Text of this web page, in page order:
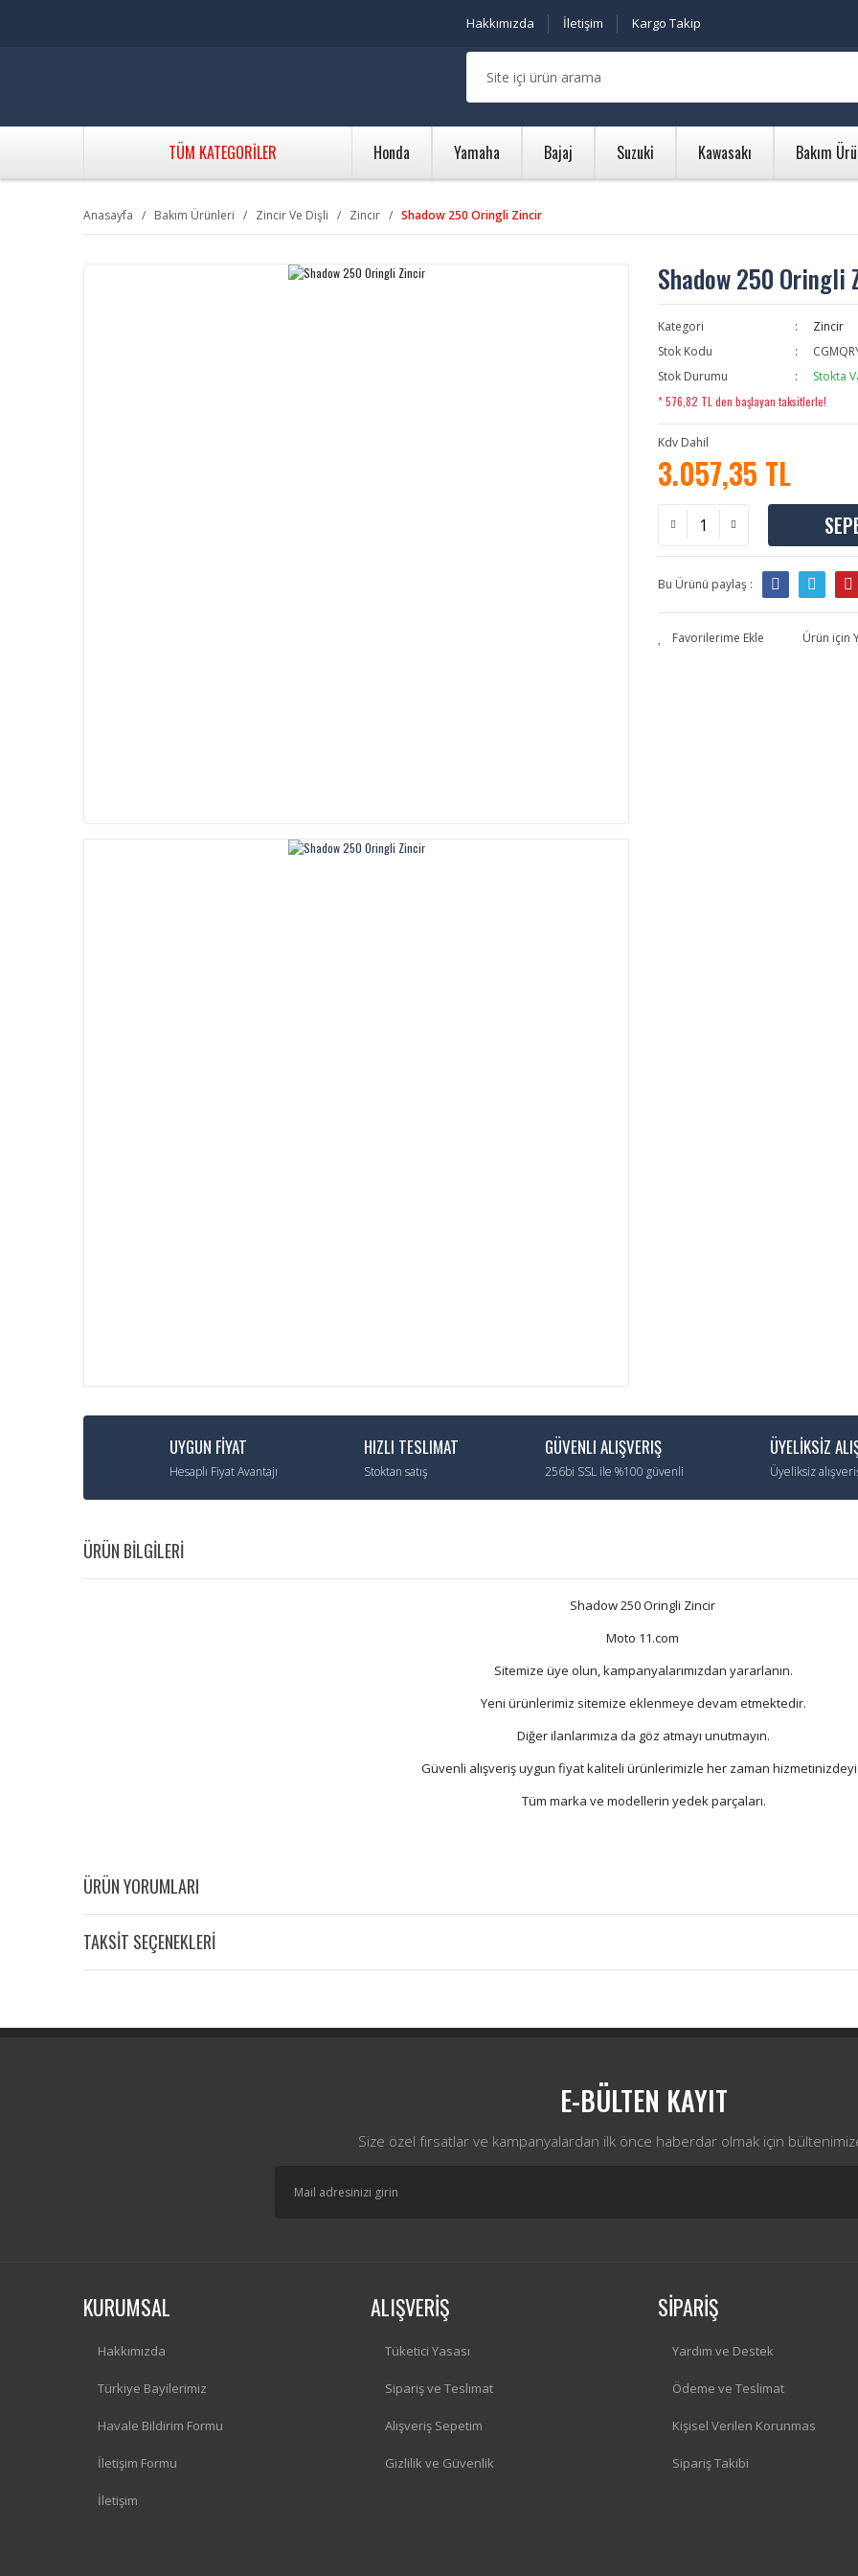
Hakkımızda İletişim Kargo Takip
TÜM KATEGORİLER Honda Yamaha Bajaj Suzuki Kawasakı Bakım
Anasayfa Bakım Ürünleri Zincir Ve Dişli Zincir Shadow 250 Oringli Zincir
Shadow 250 Oringli
Kategori
Zincir
Stok Kodu
Stok Durumu
Stokta
* 576,82 TL den başlayan taksitlerle!
Kdv Dahil
3.057,35 TL
Bu Ürünü paylaş :
Ürün için
UYGUN FİYAT
Hesaplı Fiyat Avantajı
HIZLI TESLIMAT
Stoktan satış
GÜVENLI ALIŞVERIŞ
256bi SSL ile %100 güvenli
ÜYELİKSİZ
Üyeliksiz
ÜRÜN BİLGİLERİ
Shadow 250 Oringli Zincir
Moto 11.com
Sitemize üye olun, kampanyalarımızdan yararlanın.
Yeni ürünlerimiz sitemize eklenmeye devam etmektedir.
Diğer ilanlarımıza da göz atmayı unutmayın.
Güvenli alışveriş uygun fiyat kaliteli ürünlerimizle her zaman
Tüm marka ve modellerin yedek parçaları.
ÜRÜN YORUMLARI
TAKSİT SEÇENEKLERİ
E-BÜLTEN KAYIT
Size özel fırsatlar ve kampanyalardan ilk önce haberdar olmak için
KURUMSAL
Hakkımızda
Türkiye Bayilerimiz
Havale Bildirim Formu
İletişim Formu
İletişim
ALIŞVERİŞ
Tüketici Yasası
Sipariş ve Teslimat
Alışveriş Sepetim
Gizlilik ve Güvenlik
SİPARİŞ
Yardım ve Destek
Ödeme ve Teslimat
Kişisel Verilen Korunmas
Sipariş Takibi